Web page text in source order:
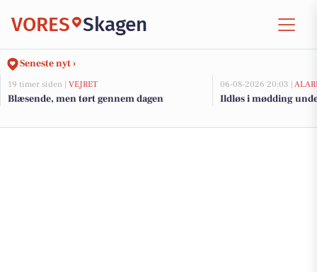
VORES Skagen
Seneste nyt ›
19 timer siden | VEJRET
Blæsende, men tørt gennem dagen
06-08-2026 20:03 |
Ildløs i mødding